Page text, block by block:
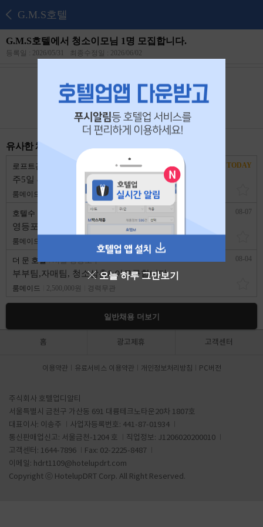
G.M.S호텔
G.M.S호텔에서 청소이모님 1명 모집합니다.
등록일 : 2026/05/31 최종수정일 : 2026/06/02
본 공고는2026년 06월 19일 에 마감되었습니다.
유사한 채용 리스트
로프트관광호텔 서울 영등포구
주5일 8시간근무 메이드 채용 합니다.
룸메이드 1년 이상
TODAY
호텔수
영등포 호텔수 구인구직합니다
룸메이드
08-07
더 문 호텔 서울 영등포구
부부팀,자매팀, 청소삼촌&이모구합니다.
룸메이드 2,500,000원 경력무관
08-04
일반채용 더보기
오늘 하루 그만보기
홈 광고제휴 고객센터
이용약관 유료서비스 이용약관 개인정보처리방침 PC버전
주식회사 호텔업디알티
서울특별시 금천구 가산동 691 대륭테크노타운20차 1807호
대표이사: 이송주
사업자등록번호: 441-87-01934
통신판매업신고: 서울금천-1204 호
직업정보: J1206020200010
고객센터: 1644-7896
Fax: 02-2225-8487
이메일: hdrt1109@hotelupdrt.com
Copyright ⓒ HotelupDRT Corp. All Right Reserved.